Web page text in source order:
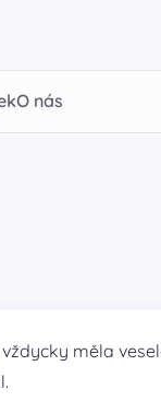
O nás
měla